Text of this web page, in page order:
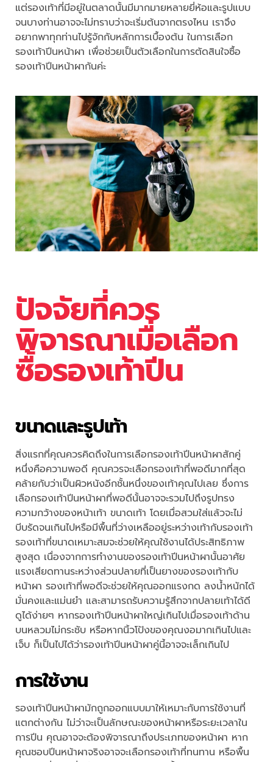
แต่รองเท้าที่มีอยู่ในตลาดนั้นมีมากมายหลายยี่ห้อและรูปแบบ
จนบางท่านอาจจะไม่ทราบว่าจะเริ่มต้นจากตรงไหน เราจึง
อยากพาทุกท่านไปรู้จักกับหลักการเบื้องต้น ในการเลือก
รองเท้าปีนหน้าผา เพื่อช่วยเป็นตัวเลือกในการตัดสินใจซื้อ
รองเท้าปีนหน้าผากันค่ะ
ปัจจัยที่ควร
พิจารณาเมื่อเลือก
ซื้อรองเท้าปีน
ขนาดและรูปเท้า
สิ่งแรกที่คุณควรคิดถึงในการเลือกรองเท้าปีนหน้าผาสักคู่
หนึ่งคือความพอดี คุณควรจะเลือกรองเท้าที่พอดีมากที่สุด
คล้ายกับว่าเป็นผิวหนังอีกชั้นหนึ่งของเท้าคุณไปเลย ซึ่งการ
เลือกรองเท้าปีนหน้าผาที่พอดีนั้นอาจจะรวมไปถึงรูปทรง
ความกว้างของหน้าเท้า ขนาดเท้า โดยเมื่อสวมใส่แล้วจะไม่
บีบรัดจนเกินไปหรือมีพื้นที่ว่างเหลืออยู่ระหว่างเท้ากับรองเท้า
รองเท้าที่ขนาดเหมาะสมจะช่วยให้คุณใช้งานได้ประสิทธิภาพ
สูงสุด เนื่องจากการทำงานของรองเท้าปีนหน้าผานั้นอาศัย
แรงเสียดทานระหว่างส่วนปลายที่เป็นยางของรองเท้ากับ
หน้าผา รองเท้าที่พอดีจะช่วยให้คุณออกแรงกด ลงน้ำหนักได้
มั่นคงและแม่นยำ และสามารถรับความรู้สึกจากปลายเท้าได้ดี
ดูได้ง่ายๆ หากรองเท้าปีนหน้าผาใหญ่เกินไปเมื่อรองเท้าด้าน
บนหลวมไม่กระชับ หรือหากนิ้วโป้งของคุณงอมากเกินไปและ
เจ็บ ก็เป็นไปได้ว่ารองเท้าปีนหน้าผาคู่นี้อาจจะเล็กเกินไป
การใช้งาน
รองเท้าปีนหน้าผามักถูกออกแบบมาให้เหมาะกับการใช้งานที่
แตกต่างกัน ไม่ว่าจะเป็นลักษณะของหน้าผาหรือระยะเวลาใน
การปีน คุณอาจจะต้องพิจารณาถึงประเภทของหน้าผา หาก
คุณชอบปีนหน้าผาจริงอาจจะเลือกรองเท้าที่ทนทาน หรือพื้น